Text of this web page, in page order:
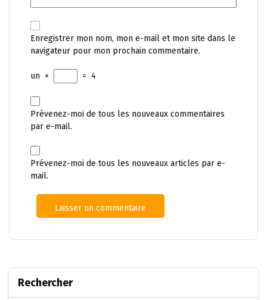
Enregistrer mon nom, mon e-mail et mon site dans le
navigateur pour mon prochain commentaire.
un × = 4
Prévenez-moi de tous les nouveaux commentaires
par e-mail.
Prévenez-moi de tous les nouveaux articles par e-
mail.
Rechercher